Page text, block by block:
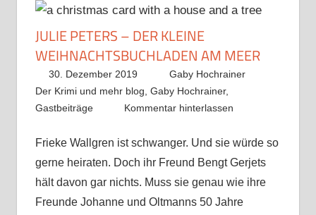
JULIE PETERS – DER KLEINE
WEIHNACHTSBUCHLADEN AM MEER
30. Dezember 2019
Gaby Hochrainer
Der Krimi und mehr blog, Gaby Hochrainer,
Gastbeiträge
Kommentar hinterlassen
Frieke Wallgren ist schwanger. Und sie würde so
gerne heiraten. Doch ihr Freund Bengt Gerjets
hält davon gar nichts. Muss sie genau wie ihre
Freunde Johanne und Oltmanns 50 Jahre